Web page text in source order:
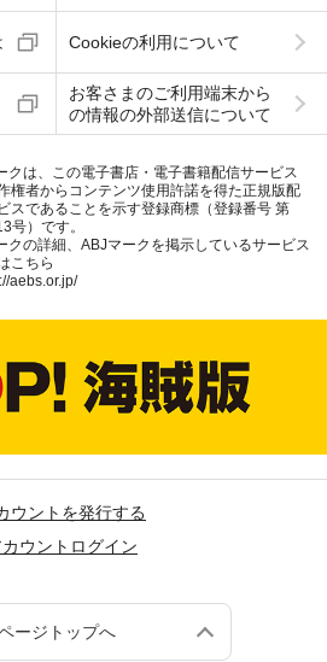
Cookieの利用について
お客さまのご利用端末から
の情報の外部送信について
クは、この電子書店・電子書籍配信サービス
権者からコンテンツ使用許諾を得た正規版配
スであることを示す登録商標（登録番号 第
号）です。
クの詳細、ABJマークを掲示しているサービス
こちら
aebs.or.jp/
ウントを発行する
ウントログイン
ージトップへ